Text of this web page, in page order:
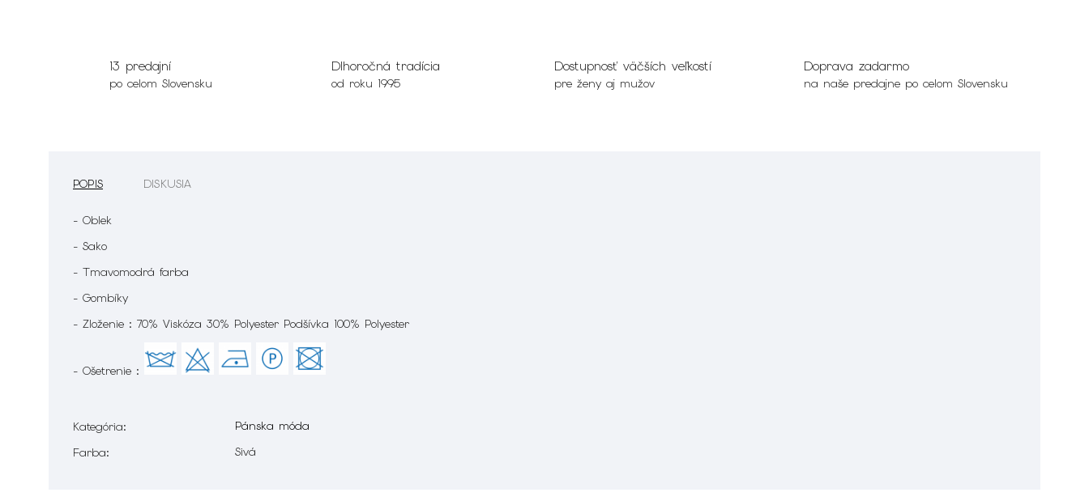
13 predajní
po celom Slovensku
Dlhoročná tradícia
od roku 1995
Dostupnosť väčších veľkostí
pre ženy aj mužov
Doprava zadarmo
na naše predajne po celom Slovensku
POPIS DISKUSIA
- Oblek
- Sako
- Tmavomodrá farba
- Gombíky
- Zloženie : 70% Viskóza 30% Polyester Podšívka 100% Polyester
- Ošetrenie :
Kategória:
Pánska móda
Farba: Sivá